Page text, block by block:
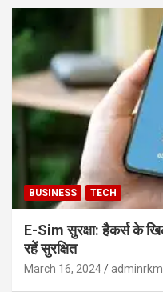
BUSINESS TECH
E-Sim सुरक्षा: हैकर्स के
रहें सुरक्षित
March 16, 2024 adminrkm